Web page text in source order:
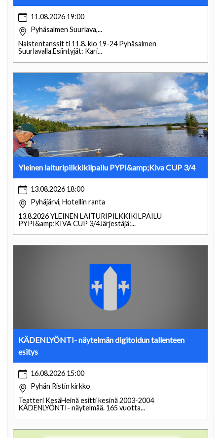
11.08.2026 19:00
Pyhäsalmen Suurlava,...
Naistentanssit ti 11.8. klo 19-24 Pyhäsalmen
Suurlavalla.Esiintyjät: Kari...
Yleinen laituripilkkikilpailu PYPI&amp;Kiva CUP 3/4
13.08.2026 18:00
Pyhäjärvi, Hotellin ranta
13.8.2026 YLEINEN LAITURIPILKKIKILPAILU
PYPI&amp;KIVA CUP 3/4Järjestäjä:...
KÄDENLYÖNTI- näytelmän digitoidun tallenteen
esitys
16.08.2026 15:00
Pyhän Ristin kirkko
Teatteri KesäHeinä esitti kesinä 2003-2004
KÄDENLYÖNTI- näytelmää. 165 vuotta...